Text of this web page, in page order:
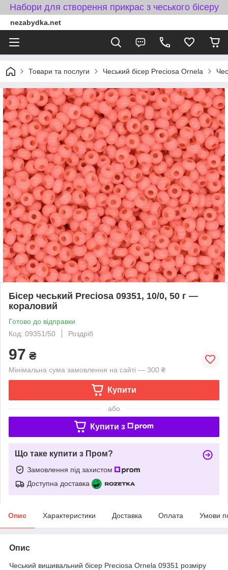
Набори для створення прикрас з чеського бісеру
nezabydka.net
Товари та послуги Чеський бісер Preciosa Ornela
Бісер чеський Preciosa 09351, 10/0, 50 г —
кораловий
Готово до відправки
Код: 09351/50
Роздріб
97 ₴
Мінімальна сума замовлення на сайті — 300 ₴
Купити
або
Купити з
Що таке купити з Пром?
Замовлення під захистом
Доступна доставка
Опис Характеристики Доставка Оплата Умови
Опис
Чеський вишивальний бісер Preciosa Ornela 09351 розміру